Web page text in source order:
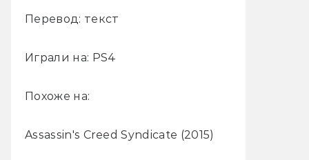
Перевод: текст
Играли на: PS4
Похоже на:
Assassin's Creed Syndicate (2015)